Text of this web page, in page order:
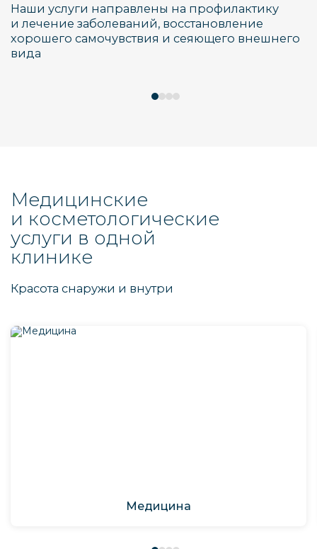
Наши услуги направлены на профилактику
и лечение заболеваний, восстановление
хорошего самочувствия и сеяющего внешнего
вида
Медицинские
и косметологические
услуги в одной
клинике
Красота снаружи и внутри
Медицина